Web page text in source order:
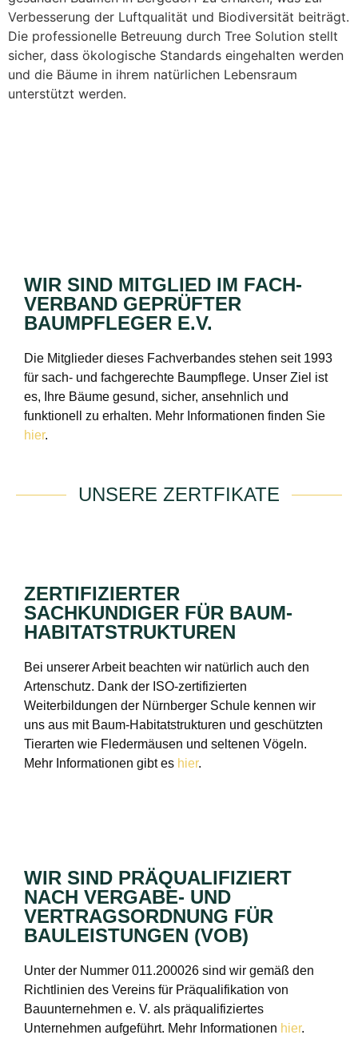
Verbesserung der Luftqualität und Biodiversität beiträgt.
Die professionelle Betreuung durch Tree Solution stellt
sicher, dass ökologische Standards eingehalten werden
und die Bäume in ihrem natürlichen Lebensraum
unterstützt werden.
WIR SIND MITGLIED IM FACH­
VERBAND GEPRÜFTER
BAUMPFLEGER E.V.
Die Mitglieder dieses Fachverbandes stehen seit 1993
für sach- und fachgerechte Baumpflege. Unser Ziel ist
es, Ihre Bäume gesund, sicher, ansehnlich und
funktionell zu erhalten. Mehr Informationen finden Sie
hier.
UNSERE ZERTFIKATE
ZERTIFIZIERTER
SACHKUNDIGER FÜR BAUM-
HABITATSTRUKTUREN
Bei unserer Arbeit beachten wir natürlich auch den
Artenschutz. Dank der ISO-zertifizierten
Weiterbildungen der Nürnberger Schule kennen wir
uns aus mit Baum-Habitatstrukturen und geschützten
Tierarten wie Fledermäusen und seltenen Vögeln.
Mehr Informationen gibt es hier.
WIR SIND PRÄQUALIFIZIERT
NACH VERGABE- UND
VERTRAGSORDNUNG FÜR
BAULEISTUNGEN (VOB)
Unter der Nummer 011.200026 sind wir gemäß den
Richtlinien des Vereins für Präqualifikation von
Bauunternehmen e. V. als präqualifiziertes
Unternehmen aufgeführt. Mehr Informationen hier.